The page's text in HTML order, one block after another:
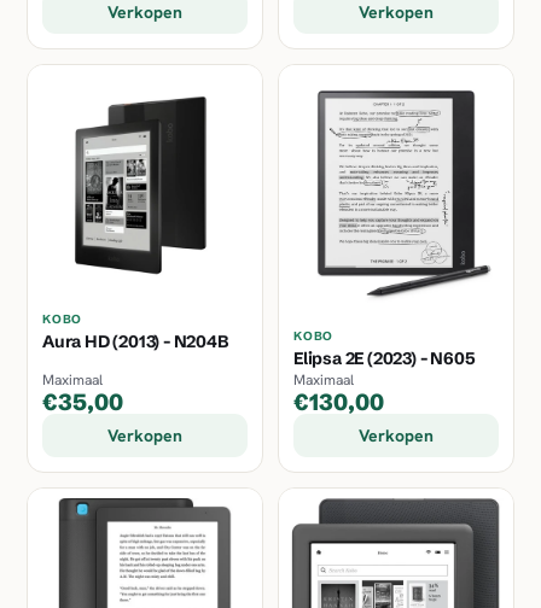
Verkopen Verkopen
KOBO
Aura HD (2013) - N204B
Maximaal
€35,00
Verkopen
KOBO
Elipsa 2E (2023) - N605
Maximaal
€130,00
Verkopen